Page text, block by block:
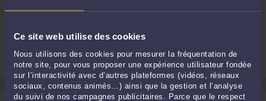
Ce site web utilise des cookies
Nous utilisons des cookies pour mesurer la fréquentation de
notre site, pour vous proposer une expérience utilisateur fondée
sur l’interactivité avec d’autres plateformes (vidéos, réseaux
sociaux, contenus animés…) ainsi que la gestion et l’analyse
du suivi de nos campagnes publicitaires. Parce que le respect
1
ME ADRIEN PONELLE
Accepte les consultations vidéo
Droit public
Droit immobilier
Droit de la famille, des personnes et de leur
patrimoine